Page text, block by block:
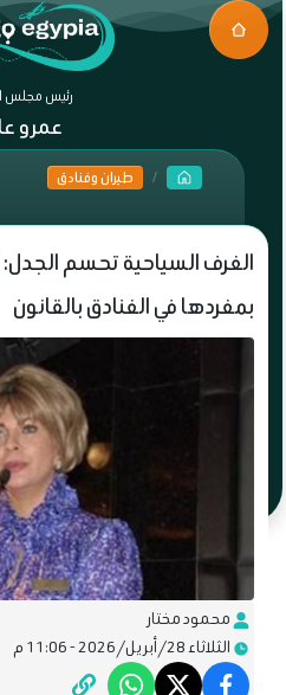
رئيس مجلس
عمرو
طيران وفنادق
الغرف السياحية تحسم الجدل:
بمفردها في الفنادق بالقانون
محمود مختار
الثلاثاء 28/أبريل/2026 - 11:06 م